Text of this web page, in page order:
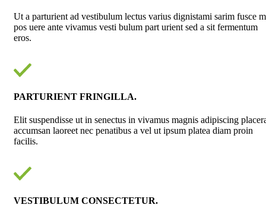
Ut a parturient ad vestibulum lectus varius dignistami sarim fusce
pos uere ante vivamus vesti bulum part urient sed a sit fermentum
eros.
PARTURIENT FRINGILLA.
Elit suspendisse ut in senectus in vivamus magnis adipiscing
accumsan laoreet nec penatibus a vel ut ipsum platea diam proin
facilis.
VESTIBULUM CONSECTETUR.